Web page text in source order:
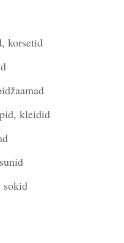
korsetid
kleidid
sokid